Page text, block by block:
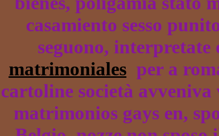
casamiento sesso
seguono,
matrimonialesper a
cartoline società avveniva
matrimonios gays en,